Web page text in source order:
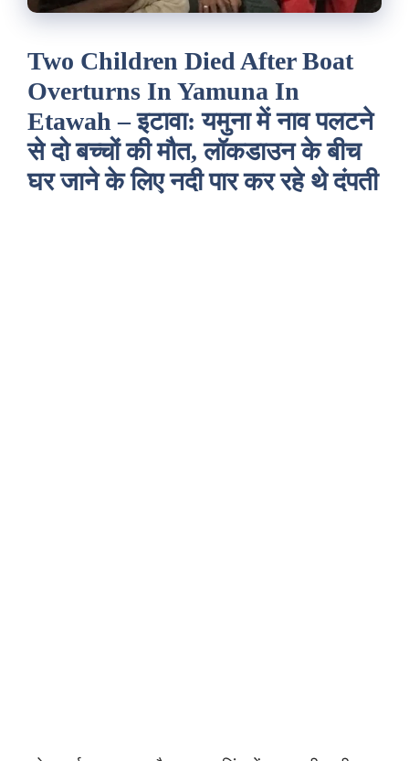
Two Children Died After Boat
Overturns In Yamuna In
Etawah – इटावा: यमुना में नाव पलटने
से दो बच्चों की मौत, लॉकडाउन के बीच
घर जाने के लिए नदी पार कर रहे थे दंपती